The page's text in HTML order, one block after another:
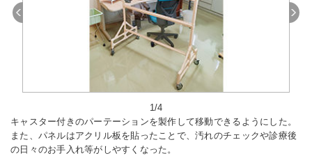
1/4
キャスター付きのパーテーションを製作して移動できるようにした。
また、パネルはアクリル板を貼ったことで、汚れのチェックや診療後
の日々のお手入れ等がしやすくなった。